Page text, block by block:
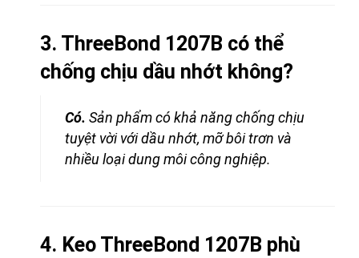
3. ThreeBond 1207B có thể
chống chịu dầu nhớt không?
Có. Sản phẩm có khả năng chống chịu
tuyệt vời với dầu nhớt, mỡ bôi trơn và
nhiều loại dung môi công nghiệp.
4. Keo ThreeBond 1207B phù